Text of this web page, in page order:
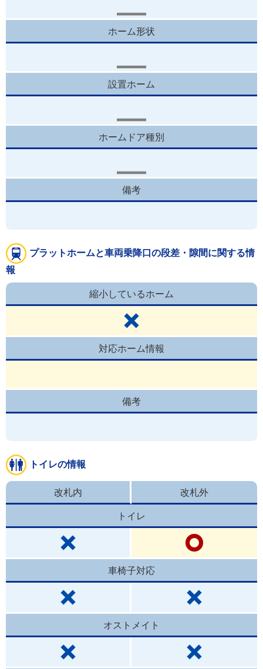
ホーム形状
設置ホーム
ホームドア種別
備考
プラットホームと車両乗降口の段差・隙間に関する情
報
縮小しているホーム
対応ホーム情報
備考
トイレの情報
改札内 改札外
トイレ
車椅子対応
オストメイト